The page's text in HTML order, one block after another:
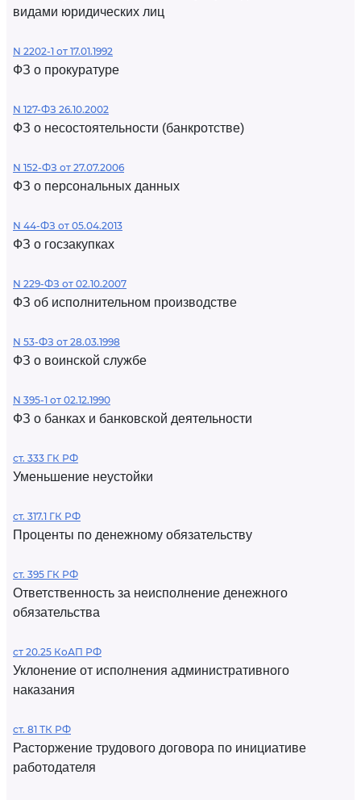
видами юридических лиц
N 2202-1 от 17.01.1992
ФЗ о прокуратуре
N 127-ФЗ 26.10.2002
ФЗ о несостоятельности (банкротстве)
N 152-ФЗ от 27.07.2006
ФЗ о персональных данных
N 44-ФЗ от 05.04.2013
ФЗ о госзакупках
N 229-ФЗ от 02.10.2007
ФЗ об исполнительном производстве
N 53-ФЗ от 28.03.1998
ФЗ о воинской службе
N 395-1 от 02.12.1990
ФЗ о банках и банковской деятельности
ст. 333 ГК РФ
Уменьшение неустойки
ст. 317.1 ГК РФ
Проценты по денежному обязательству
ст. 395 ГК РФ
Ответственность за неисполнение денежного
обязательства
ст 20.25 КоАП РФ
Уклонение от исполнения административного
наказания
ст. 81 ТК РФ
Расторжение трудового договора по инициативе
работодателя